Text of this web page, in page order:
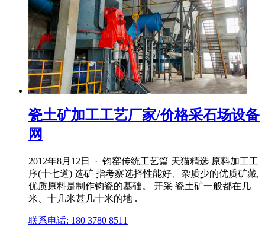
瓷土矿加工工艺厂家/价格采石场设备
网
2012年8月12日 · 钧窑传统工艺篇 天猫精选 原料加工工
序(十七道) 选矿 指考察选择性能好、杂质少的优质矿藏,
优质原料是制作钧瓷的基础。 开采 瓷土矿一般都在几
米、十几米甚几十米的地 .
联系电话: 180 3780 8511